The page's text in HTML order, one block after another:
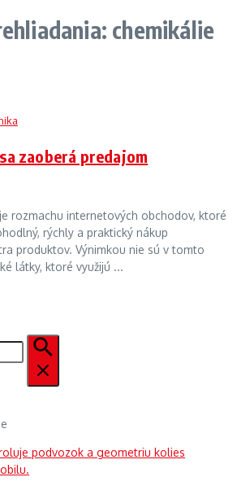
chemikálie
zaoberá predajom
rozmachu internetových obchodov, ktoré
rýchly a praktický nákup
produktov. Výnimkou nie sú v tomto
látky, ktoré využijú ...